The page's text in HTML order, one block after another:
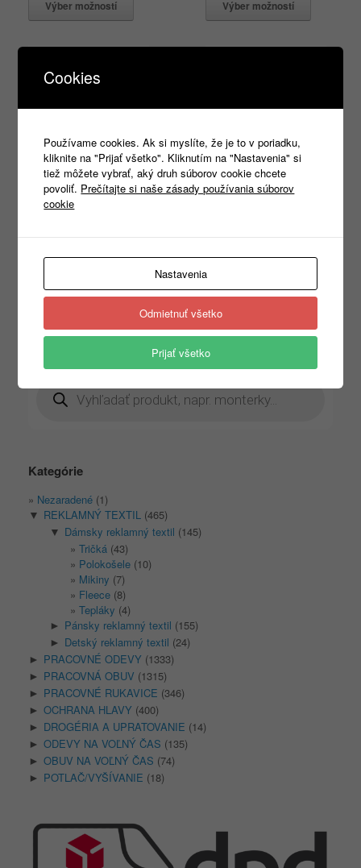
Výber možností Výber možností
Basic 129 3XL
5,90€–6,20€ s DPH
6,10€–6,50€ s DPH
Výber možností
search
Kategórie
Nezaradené (1)
▼ REKLAMNÝ TEXTIL (465)
▼ Dámsky reklamný textil (145)
Tričká (43)
Polokošele (10)
Mikiny (7)
Fleece (8)
Tepláky (4)
► Pánsky reklamný textil (155)
► Detský reklamný textil (24)
► PRACOVNÉ ODEVY (1333)
► PRACOVNÁ OBUV (1315)
► PRACOVNÉ RUKAVICE (346)
► OCHRANA HLAVY (400)
► DROGÉRIA A UPRATOVANIE (14)
► ODEVY NA VOĽNÝ ČAS (135)
► OBUV NA VOĽNÝ ČAS (74)
► POTLAČ/VYŠÍVANIE (18)
Cookies
Používame cookies. Ak si myslíte, že je to v poriadku,
kliknite na "Prijať všetko". Kliknutím na "Nastavenia" si
tiež môžete vybrať, aký druh súborov cookie chcete
povoliť. Prečítajte si naše zásady používania súborov
cookie
Nastavenia
Odmietnuť všetko
Prijať všetko